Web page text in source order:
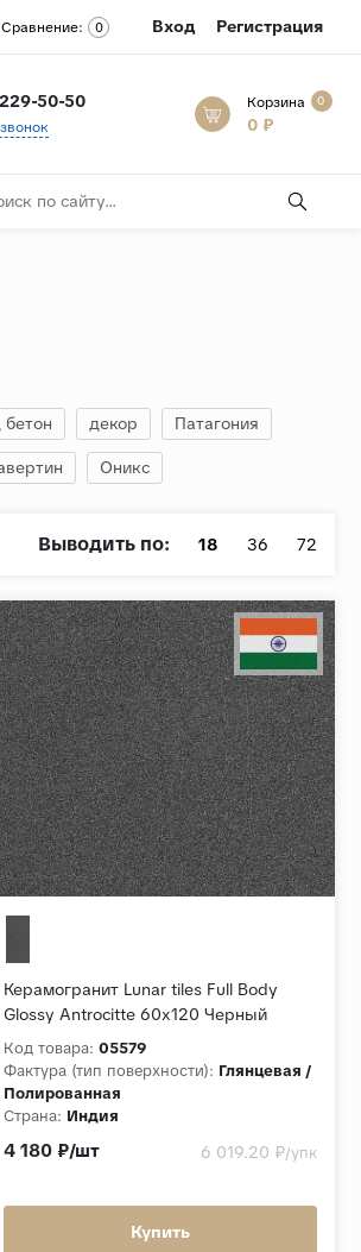
Сравнение: 0 Вход Регистрация
50-50 Корзина 0
0 ₽
бетон декор Патагония
Оникс
Выводить по: 18 36 72
Керамогранит Lunar tiles Full Body
Glossy Antrocitte 60x120 Черный
Полированный
Код товара: 05579
Фактура (тип поверхности): Глянцевая /
Полированная
Страна: Индия
Коллекция:
Full Body Glossy
4 180 ₽/шт 6 019.20 ₽/упк
Купить